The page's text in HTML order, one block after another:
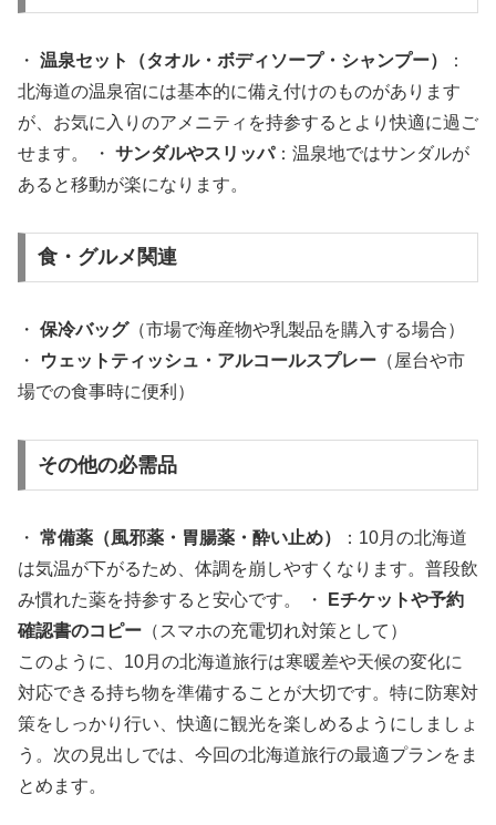
・ 温泉セット（タオル・ボディソープ・シャンプー）
：
北海道の温泉宿には基本的に備え付けのものがあります
が、お気に入りのアメニティを持参するとより快適に過ご
せます。 ・ サンダルやスリッパ：温泉地ではサンダルが
あると移動が楽になります。
食・グルメ関連
・ 保冷バッグ（市場で海産物や乳製品を購入する場合）
・
ウェットティッシュ・アルコールスプレー （屋台や市
場での食事時に便利）
その他の必需品
・ 常備薬（風邪薬・胃腸薬・酔い止め）
：10月の北海道
は気温が下がるため、体調を崩しやすくなります。普段飲
み慣れた薬を持参すると安心です。 ・
Eチケットや予約
確認書のコピー （スマホの充電切れ対策として）
このように、10月の北海道旅行は寒暖差や天候の変化に
対応できる持ち物を準備することが大切です。特に防寒対
策をしっかり行い、快適に観光を楽しめるようにしましょ
う。次の見出しでは、今回の北海道旅行の最適プランをま
とめます。